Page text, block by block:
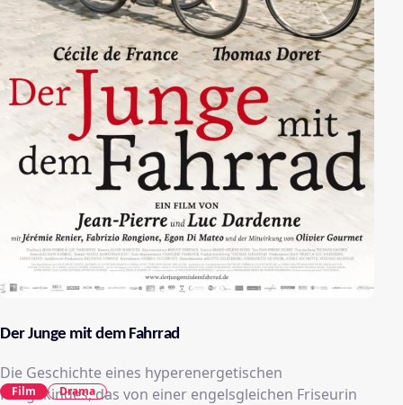
Der Junge mit dem Fahrrad
Die Geschichte eines hyperenergetischen
Pflegekindes, das von einer engelsgleichen Friseurin
Film Drama